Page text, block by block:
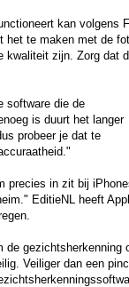
kan volgens
het te maken met de
kwaliteit zijn. Zorg dat
software die de
is duurt het langer
probeer je dat te
precies in zit bij
EditieNL heeft
de gezichtsherkenning
Veiliger dan een